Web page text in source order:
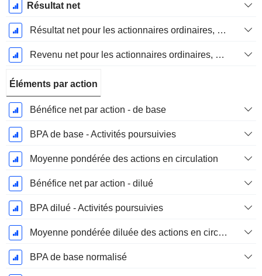
Résultat net
Résultat net pour les actionnaires ordinaires, éléments exceptionnels inclus.
Revenu net pour les actionnaires ordinaires, hors éléments exceptionnelsRésultat net pour les actionnaires ordinaires, éléments exceptionnels exclus.
Éléments par action
Bénéfice net par action - de base
BPA de base - Activités poursuivies
Moyenne pondérée des actions en circulation
Bénéfice net par action - dilué
BPA dilué - Activités poursuivies
Moyenne pondérée diluée des actions en circulation
BPA de base normalisé